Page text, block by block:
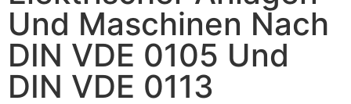
Und Maschinen Nach
DIN VDE 0105 Und
DIN VDE 0113